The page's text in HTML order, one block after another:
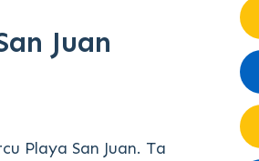
Juan
Playa San Juan. Ta